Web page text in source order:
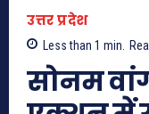
उत्तर प्रदेश
Less than 1 min.
सोनम